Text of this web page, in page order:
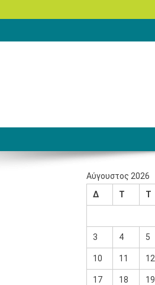
Αύγουστος 2026
Δ
Τ Τ
3 4 5
10 11 12
17 18 19